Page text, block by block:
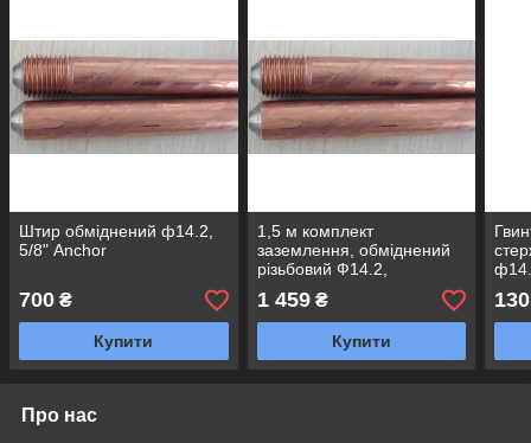
Штир обміднений ф14.2,
5/8" Anchor
700 ₴
Купити
1,5 м комплект
заземлення, обміднений
різьбовий Ф14.2,
5/8"Anchor
1 459₴
Купити
130
Про нас